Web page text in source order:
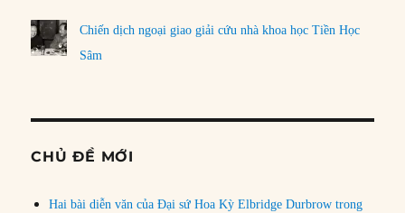
Chiến dịch ngoại giao giải cứu nhà khoa học Tiền Học
Sâm
CHỦ ĐỀ MỚI
Hai bài diễn văn của Đại sứ Hoa Kỳ Elbridge Durbrow trong